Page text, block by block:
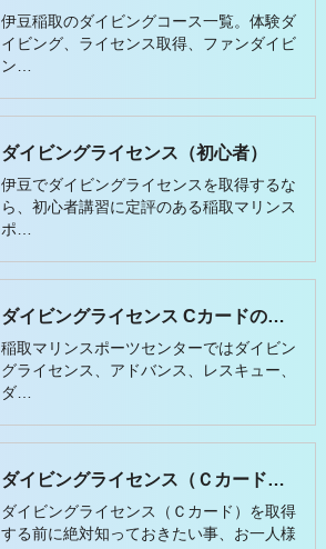
伊豆稲取のダイビングコース一覧。体験ダ
イビング、ライセンス取得、ファンダイビ
ン…
ダイビングライセンス（初心者）
伊豆でダイビングライセンスを取得するな
ら、初心者講習に定評のある稲取マリンス
ポ…
ダイビングライセンス Cカードの種類
稲取マリンスポーツセンターではダイビン
グライセンス、アドバンス、レスキュー、
ダ…
ダイビングライセンス（Ｃカード）を取得しようと思ったら
ダイビングライセンス（Ｃカード）を取得
する前に絶対知っておきたい事、お一人様